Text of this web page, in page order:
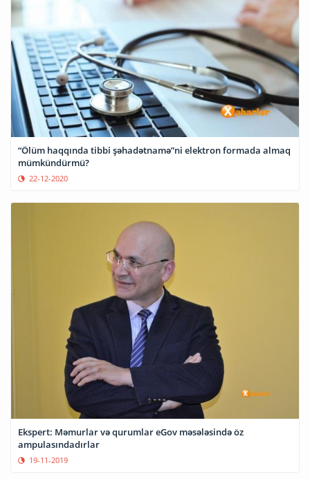
“Ölüm haqqında tibbi şəhadətnamə”ni elektron formada almaq
mümkündürmü?
22-12-2020
Ekspert: Məmurlar və qurumlar eGov məsələsində öz
ampulasındadırlar
19-11-2019